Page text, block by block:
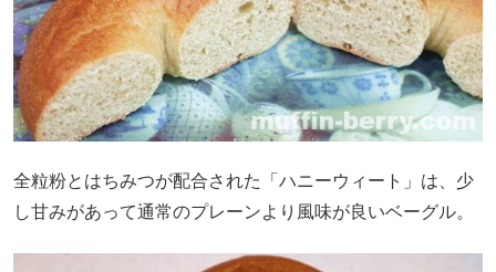
全粒粉とはちみつが配合された「ハニーウィート」は、少
し甘みがあって通常のプレーンより風味が良いベーグル。